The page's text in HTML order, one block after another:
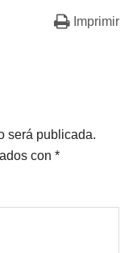
Imprimir
será publicada.
con*